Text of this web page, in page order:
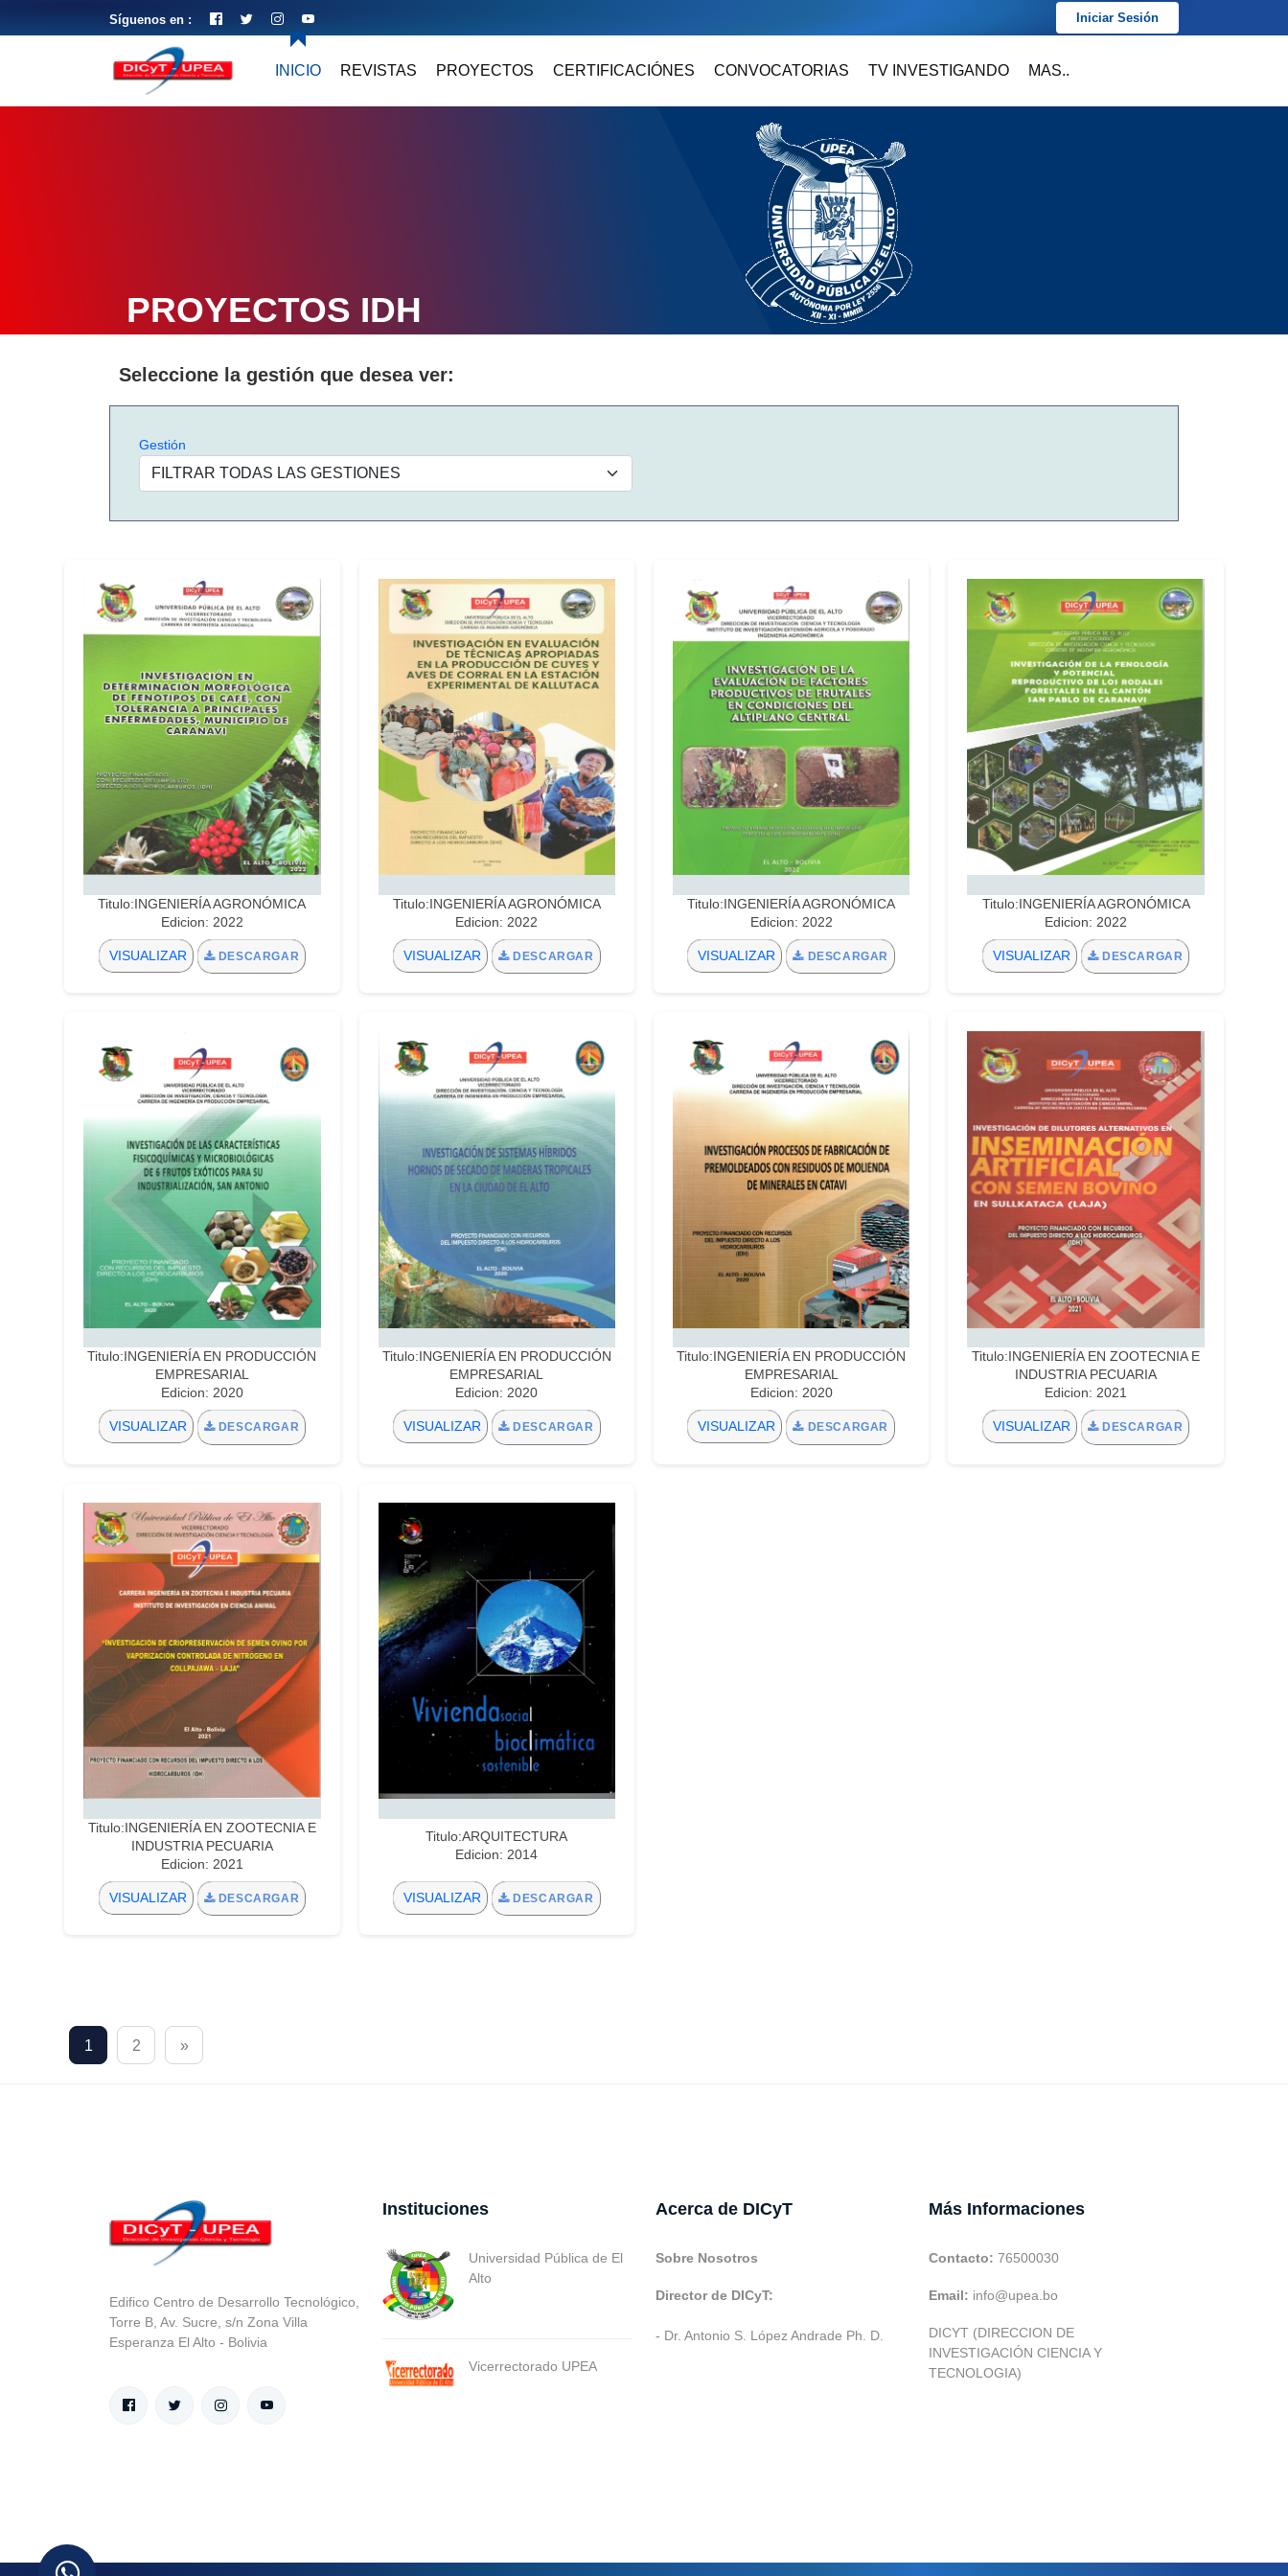
Síguenos en : Iniciar Sesión
INICIO REVISTAS PROYECTOS CERTIFICACIÓNES CONVOCATORIAS TV INVESTIGANDO MAS..
PROYECTOS IDH
Seleccione la gestión que desea ver:
Gestión
Titulo:INGENIERÍA AGRONÓMICA
Edicion: 2022
VISUALIZAR DESCARGAR
Titulo:INGENIERÍA AGRONÓMICA
Edicion: 2022
VISUALIZAR DESCARGAR
Titulo:INGENIERÍA AGRONÓMICA
Edicion: 2022
VISUALIZAR DESCARGAR
Titulo:INGENIERÍA AGRONÓMICA
Edicion: 2022
VISUALIZAR DESCARGAR
Titulo:INGENIERÍA EN PRODUCCIÓN
EMPRESARIAL
Edicion: 2020
VISUALIZAR DESCARGAR
Titulo:INGENIERÍA EN PRODUCCIÓN
EMPRESARIAL
Edicion: 2020
VISUALIZAR DESCARGAR
Titulo:INGENIERÍA EN PRODUCCIÓN
EMPRESARIAL
Edicion: 2020
VISUALIZAR DESCARGAR
Titulo:INGENIERÍA EN ZOOTECNIA E
INDUSTRIA PECUARIA
Edicion: 2021
VISUALIZAR DESCARGAR
Titulo:INGENIERÍA EN ZOOTECNIA E
INDUSTRIA PECUARIA
Edicion: 2021
VISUALIZAR DESCARGAR
Titulo:ARQUITECTURA
Edicion: 2014
VISUALIZAR DESCARGAR
1 2 »
Edifico Centro de Desarrollo Tecnológico,
Torre B, Av. Sucre, s/n Zona Villa
Esperanza El Alto - Bolivia
Instituciones
Universidad Pública de El
Alto
Vicerrectorado UPEA
Acerca de DICyT
Sobre Nosotros
Director de DICyT:
- Dr. Antonio S. López Andrade Ph. D.
Más Informaciones
Contacto: 76500030
Email: info@upea.bo
DICYT (DIRECCION DE
INVESTIGACIÓN CIENCIA Y
TECNOLOGIA)